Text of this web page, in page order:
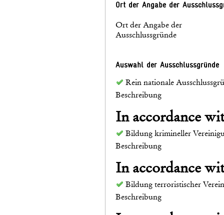
Ort der Angabe der
Ort der Angabe der
Ausschlussgründe
Auswahl der Ausschlussgründe
Rein nationale
Beschreibung
In accordance
Bildung krimineller
Beschreibung
In accordance
Bildung terroristischer
Beschreibung